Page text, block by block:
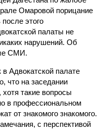
Омаровой порицание
этого
палаты не
нарушений. Об
СМИ.
Адвокатской палате
что на заседании
такие вопросы
в профессиональном
от знакомого знакомого.
с перспективой